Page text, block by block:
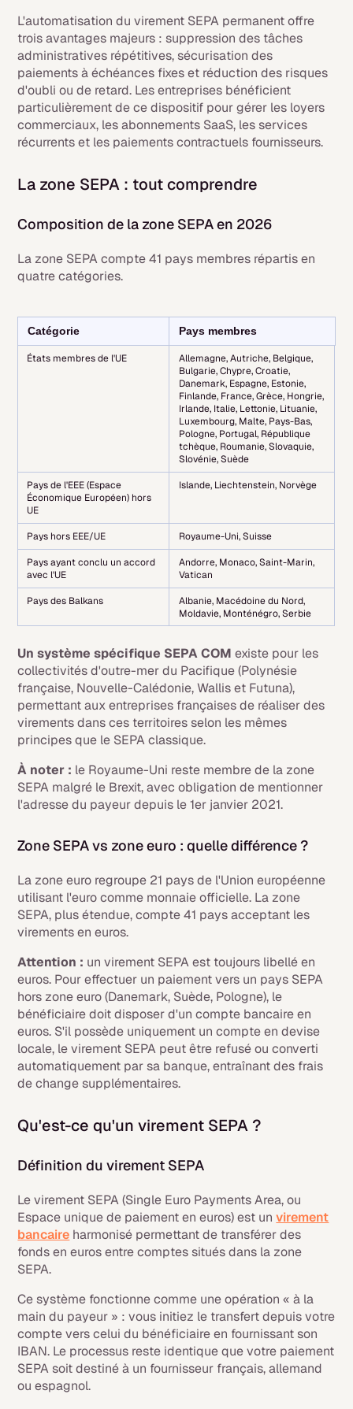
L'automatisation du virement SEPA permanent offre
trois avantages majeurs : suppression des tâches
administratives répétitives, sécurisation des
paiements à échéances fixes et réduction des risques
d'oubli ou de retard. Les entreprises bénéficient
particulièrement de ce dispositif pour gérer les loyers
commerciaux, les abonnements SaaS, les services
récurrents et les paiements contractuels fournisseurs.
La zone SEPA : tout comprendre
Composition de la zone SEPA en 2026
La zone SEPA compte 41 pays membres répartis en
quatre catégories.
Catégorie Pays membres
États membres de l'UE
Allemagne, Autriche, Belgique,
Bulgarie, Chypre, Croatie,
Danemark, Espagne, Estonie,
Finlande, France, Grèce, Hongrie,
Irlande, Italie, Lettonie, Lituanie,
Luxembourg, Malte, Pays-Bas,
Pologne, Portugal, République
tchèque, Roumanie, Slovaquie,
Slovénie, Suède
Pays de l'EEE (Espace
Économique Européen) hors
UE
Islande, Liechtenstein, Norvège
Pays hors EEE/UE Royaume-Uni, Suisse
Pays ayant conclu un accord
avec l'UE
Andorre, Monaco, Saint-Marin,
Vatican
Pays des Balkans
Albanie, Macédoine du Nord,
Moldavie, Monténégro, Serbie
Un système spécifique SEPA COM existe pour les
collectivités d'outre-mer du Pacifique (Polynésie
française, Nouvelle-Calédonie, Wallis et Futuna),
permettant aux entreprises françaises de réaliser des
virements dans ces territoires selon les mêmes
principes que le SEPA classique.
À noter : le Royaume-Uni reste membre de la zone
SEPA malgré le Brexit, avec obligation de mentionner
l'adresse du payeur depuis le 1er janvier 2021.
Zone SEPA vs zone euro : quelle différence ?
La zone euro regroupe 21 pays de l'Union européenne
utilisant l'euro comme monnaie officielle. La zone
SEPA, plus étendue, compte 41 pays acceptant les
virements en euros.
Attention : un virement SEPA est toujours libellé en
euros. Pour effectuer un paiement vers un pays SEPA
hors zone euro (Danemark, Suède, Pologne), le
bénéficiaire doit disposer d'un compte bancaire en
euros. S'il possède uniquement un compte en devise
locale, le virement SEPA peut être refusé ou converti
automatiquement par sa banque, entraînant des frais
de change supplémentaires.
Qu'est-ce qu'un virement SEPA ?
Définition du virement SEPA
Le virement SEPA (Single Euro Payments Area, ou
Espace unique de paiement en euros) est unvirement
bancaire harmonisé permettant de transférer des
fonds en euros entre comptes situés dans la zone
SEPA.
Ce système fonctionne comme une opération « à la
main du payeur » : vous initiez le transfert depuis votre
compte vers celui du bénéficiaire en fournissant son
IBAN. Le processus reste identique que votre paiement
SEPA soit destiné à un fournisseur français, allemand
ou espagnol.